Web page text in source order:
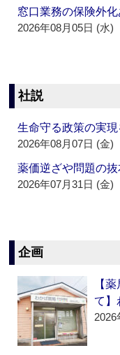
窓口業務の保険外
2026年08月05日 (水)
社説
生命守る政策の実
2026年08月07日 (金)
薬価逆ざや問題の
2026年07月31日 (金)
企画
【
て】
2026